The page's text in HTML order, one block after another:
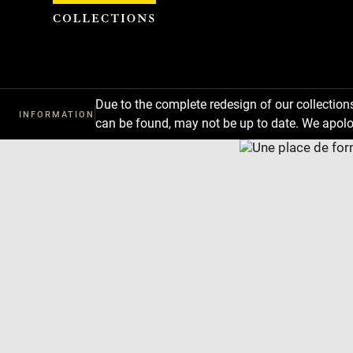
INFORMATION
Due to the complete redesign of our
can be found, may not be up to date. We
Cookies management panel